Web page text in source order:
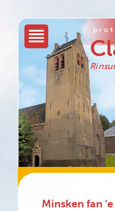
Minsken fan